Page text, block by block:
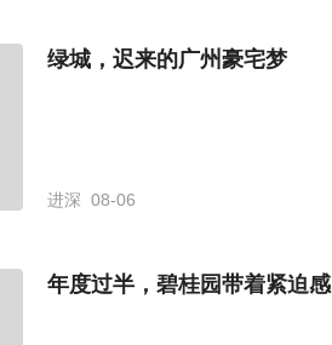
绿城，迟来的广州豪宅梦
进深 08-06
年度过半，碧桂园带着紧迫感